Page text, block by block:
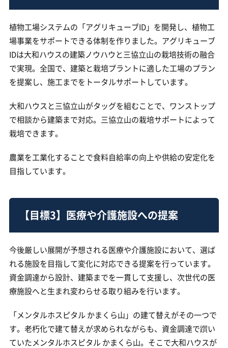
植物工場システムの「アグリキューブID」を開発し、植物工
場事業をサポートできる体制を作りました。アグリキューブ
IDは大和ハウスの建築ノウハウと三協立山の栽培技術の融合
で実現。全国で、建築と栽培プラントに適した工場のプラン
を提案し、施工までをトータルサポートしています。
大和ハウスと三協立山がタッグを組むことで、ワンストップ
で相談から建築まで対応。三協立山の栽培サポートによって
栽培できます。
農業を工業化することで食料自給率の向上や供給の安定化を
目指しています。
【目標3】医療や介護施設への提案
今後厳しい展開が予想される医療や介護施設において、選ば
れる施設を目指して変化に対応できる提案を行っています。
資金調達から設計、建築までを一貫して支援し、次世代の医
療施設へと生まれ変わらせる取り組みを行います。
「メンタルホスピタル かまくら山」の建て替えがその一つで
す。老朽化で建て替えが求められながらも、資金調達で躓い
ていたメンタルホスピタル かまくら山。そこで大和ハウスが